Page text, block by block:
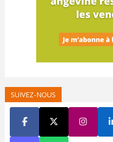
SUIVEZ-NOUS